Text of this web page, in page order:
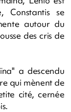
Constantis se
autour du
des cris de
a descendu
qui mènent de
cité, cernée